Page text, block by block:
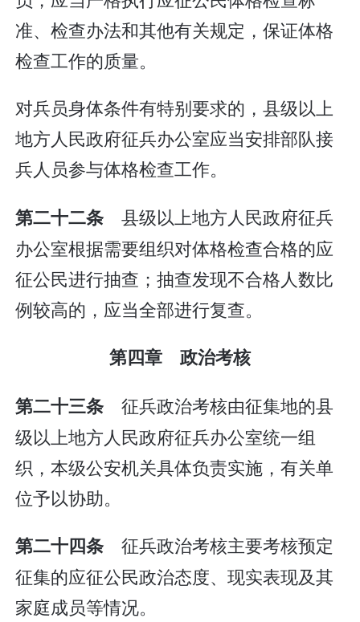
准、检查办法和其他有关规定，保证体格
检查工作的质量。
对兵员身体条件有特别要求的，县级以上
地方人民政府征兵办公室应当安排部队接
兵人员参与体格检查工作。
第二十二条 县级以上地方人民政府征兵
办公室根据需要组织对体格检查合格的应
征公民进行抽查；抽查发现不合格人数比
例较高的，应当全部进行复查。
第四章 政治考核
第二十三条 征兵政治考核由征集地的县
级以上地方人民政府征兵办公室统一组
织，本级公安机关具体负责实施，有关单
位予以协助。
第二十四条 征兵政治考核主要考核预定
征集的应征公民政治态度、现实表现及其
家庭成员等情况。